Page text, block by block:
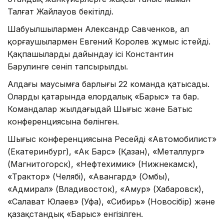
Талғат Жайлауов бекітілді.
Шабуылшылармен Александр Савченков, ал
қорғаушылармен Евгений Королев жұмыс істейді.
Қақпашыларды дайындау ісі Константин
Барулинге сеніп тапсырылды.
Алдағы маусымға барлығы 22 команда қатысады.
Олардың қатарында елордалық «Барыс» та бар.
Командалар жылдағыдай Шығыс және Батыс
конференциясына бөлінген.
Шығыс конференциясына Ресейдің «Автомобилист»
(Екатеринбург), «Ак Барс» (Қазан), «Металлург»
(Магнитогорск), «Нефтехимик» (Нижнекамск),
«Трактор» (Челябі), «Авангард» (Омбы),
«Адмирал» (Владивосток), «Амур» (Хабаровск),
«Салават Юлаев» (Уфа), «Сибирь» (Новосібір) және
қазақстандық «Барыс» енгізілген.